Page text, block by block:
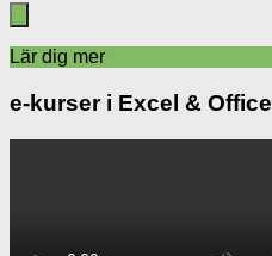
Lär dig mer
e-kurser i Excel & Office